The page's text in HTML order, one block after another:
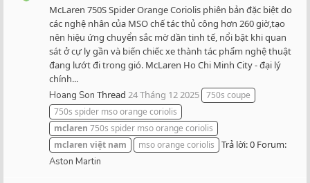
McLaren 750S Spider Orange Coriolis phiên bản đặc biệt do
các nghệ nhân của MSO chế tác thủ công hơn 260 giờ,tạo
nên hiệu ứng chuyển sắc mờ dần tinh tế, nổi bật khi quan
sát ở cự ly gần và biến chiếc xe thành tác phẩm nghệ thuật
đang lướt đi trong gió. McLaren Ho Chi Minh City - đại lý
chính...
Hoang Son Thread 24 Tháng 12 2025 750s coupe
750s spider mso orange coriolis
mclaren 750s spider mso orange coriolis
mclaren việt nam mso orange coriolis Trả lời: 0 Forum:
Aston Martin